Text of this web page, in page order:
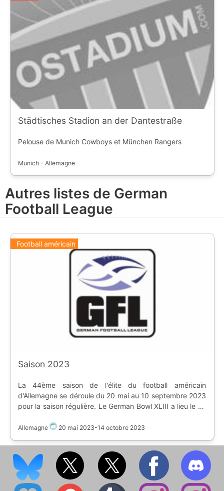
Städtisches Stadion an der Dantestraße
Pelouse de Munich Cowboys et München Rangers
Munich - Allemagne
Autres listes de German
Football League
Football américain
Saison 2023
La 44ème saison de l'élite du football américain
d'Allemagne se déroule du 20 mai au 10 septembre 2023
pour la saison régulière. Le German Bowl XLIII a lieu le 14
Crocodiles ne jouera pas la saison * Paderborn Dolphins
| Stade | |----------|--------|-------| | Nord | [flag:de]
Berlin Adler | [Poststadion]
(https://www.ostadium.com/stadium/4729/poststadion) |
| Nord | [flag:de] Berlin Rebels | [Mommsenstadion]
Allemagne 20 mai 2023-14 octobre 2023